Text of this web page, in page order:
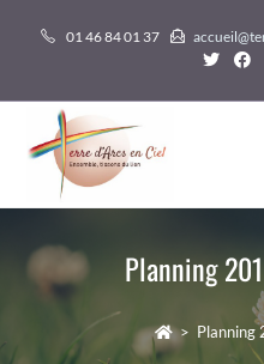
01 46 84 01 37
Planning
> Planning